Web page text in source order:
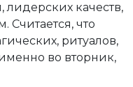
качеств,
Считается, что
ритуалов,
во вторник,